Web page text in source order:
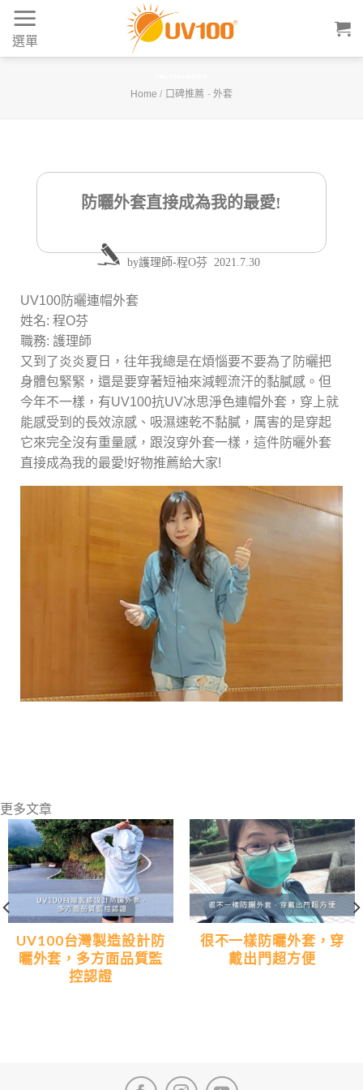
Skip
content
選單
Home / 口碑推薦 - 外套
防曬外套直接成為我的最愛!
by護理師-程O芬 2021.7.30
UV100防曬連帽外套
姓名: 程O芬
職務: 護理師
又到了炎炎夏日，往年我總是在煩惱要不要為了防曬把
身體包緊緊，還是要穿著短袖來減輕流汗的黏膩感。但
今年不一樣，有UV100抗UV冰思淨色連帽外套，穿上就
能感受到的長效涼感、吸濕速乾不黏膩，厲害的是穿起
它來完全沒有重量感，跟沒穿外套一樣，這件防曬外套
直接成為我的最愛!好物推薦給大家!
更多文章
UV100台灣製造設計防
曬外套，多方面品質監
控認證
很不一樣防曬外套，穿
戴出門超方便